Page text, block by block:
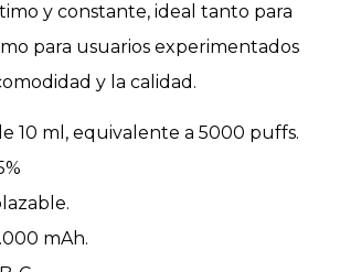
y constante, ideal tanto para
para usuarios experimentados
y la calidad.
10 ml, equivalente a 5000 puffs.
mAh.